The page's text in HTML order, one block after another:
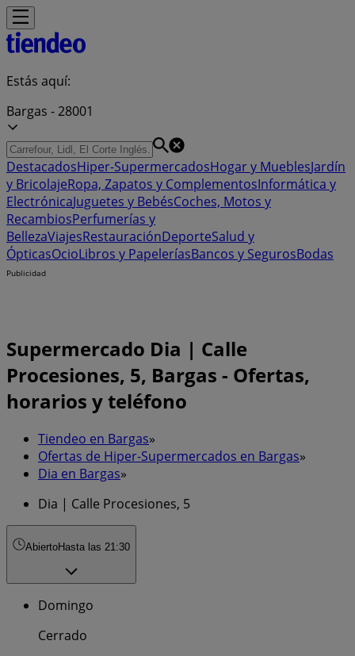
Estás aquí:
Bargas - 28001
DestacadosHiper-SupermercadosHogar y MueblesJardín
y BricolajeRopa, Zapatos y ComplementosInformática y
ElectrónicaJuguetes y BebésCoches, Motos y
RecambiosPerfumerías y
BellezaViajesRestauraciónDeporteSalud y
ÓpticasOcioLibros y PapeleríasBancos y SegurosBodas
Publicidad
Supermercado Dia | Calle
Procesiones, 5, Bargas - Ofertas,
horarios y teléfono
Tiendeo en Bargas»
Ofertas de Hiper-Supermercados en Bargas»
Dia en Bargas»
Dia | Calle Procesiones, 5
AbiertoHasta las 21:30
Domingo
Cerrado